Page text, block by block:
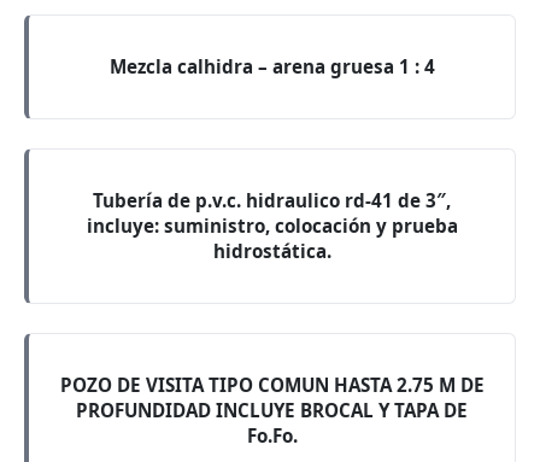
Mezcla calhidra – arena gruesa 1 : 4
Tubería de p.v.c. hidraulico rd-41 de 3″,
incluye: suministro, colocación y prueba
hidrostática.
POZO DE VISITA TIPO COMUN HASTA 2.75 M DE
PROFUNDIDAD INCLUYE BROCAL Y TAPA DE
Fo.Fo.